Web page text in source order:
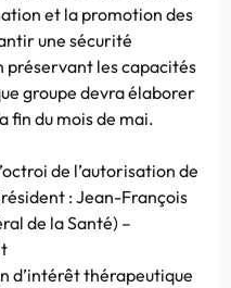
et la promotion des
une sécurité
préservant les capacités
groupe devra élaborer
fin du mois de mai.
de l’autorisation de
: Jean-François
de la Santé) –
d’intérêt thérapeutique